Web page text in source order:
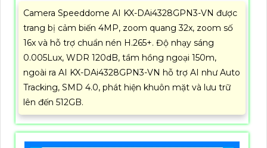
Camera Speeddome AI KX-DAi4328GPN3-VN được
trang bị cảm biến 4MP, zoom quang 32x, zoom số
16x và hỗ trợ chuẩn nén H.265+. Độ nhạy sáng
0.005Lux, WDR 120dB, tầm hồng ngoại 150m,
ngoài ra AI KX-DAi4328GPN3-VN hỗ trợ AI như Auto
Tracking, SMD 4.0, phát hiện khuôn mặt và lưu trữ
lên đến 512GB.